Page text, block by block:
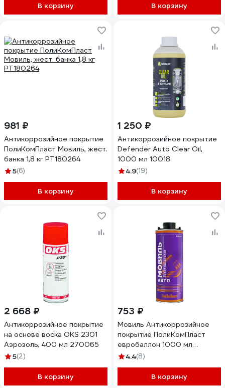
В корзину В корзину
981 ₽
Антикоррозийное покрытие
ПолиКомПласт Мовиль, жест.
банка 1,8 кг РТ180264
5(6)
В корзину
1 250 ₽
Антикоррозийное покрытие
Defender Auto Clear Oil,
1000 мл 10018
4.9(19)
В корзину
2 668 ₽
Антикоррозийное покрытие
на основе воска OKS 2301
Аэрозоль, 400 мл 270065
5(2)
В корзину
753 ₽
Мовиль Антикоррозийное
покрытие ПолиКомПласт
евробаллон 1000 мл
РТ180240
4.4(8)
В корзину